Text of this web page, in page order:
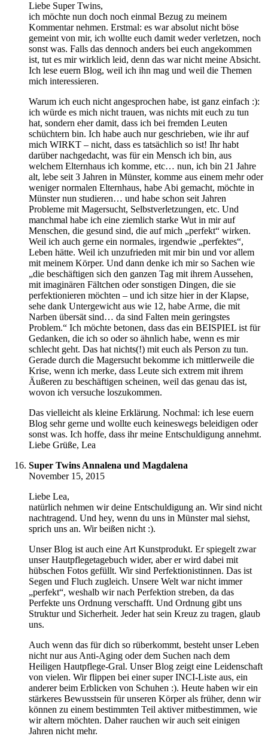
Liebe Super Twins,
ich möchte nun doch noch einmal Bezug zu meinem
Kommentar nehmen. Erstmal: es war absolut nicht böse
gemeint von mir, ich wollte euch damit weder verletzen, noch
sonst was. Falls das dennoch anders bei euch angekommen
ist, tut es mir wirklich leid, denn das war nicht meine Absicht.
Ich lese euern Blog, weil ich ihn mag und weil die Themen
mich interessieren.
Warum ich euch nicht angesprochen habe, ist ganz einfach :):
ich würde es mich nicht trauen, was nichts mit euch zu tun
hat, sondern eher damit, dass ich bei fremden Leuten
schüchtern bin. Ich habe auch nur geschrieben, wie ihr auf
mich WIRKT – nicht, dass es tatsächlich so ist! Ihr habt
darüber nachgedacht, was für ein Mensch ich bin, aus
welchem Elternhaus ich komme, etc… nun, ich bin 21 Jahre
alt, lebe seit 3 Jahren in Münster, komme aus einem mehr oder
weniger normalen Elternhaus, habe Abi gemacht, möchte in
Münster nun studieren… und habe schon seit Jahren
Probleme mit Magersucht, Selbstverletzungen, etc. Und
manchmal habe ich eine ziemlich starke Wut in mir auf
Menschen, die gesund sind, die auf mich „perfekt“ wirken.
Weil ich auch gerne ein normales, irgendwie „perfektes“,
Leben hätte. Weil ich unzufrieden mit mir bin und vor allem
mit meinem Körper. Und dann denke ich mir so Sachen wie
„die beschäftigen sich den ganzen Tag mit ihrem Aussehen,
mit imaginären Fältchen oder sonstigen Dingen, die sie
perfektionieren möchten – und ich sitze hier in der Klapse,
sehe dank Untergewicht aus wie 12, habe Arme, die mit
Narben übersät sind… da sind Falten mein geringstes
Problem.“ Ich möchte betonen, dass das ein BEISPIEL ist für
Gedanken, die ich so oder so ähnlich habe, wenn es mir
schlecht geht. Das hat nichts(!) mit euch als Person zu tun.
Gerade durch die Magersucht bekomme ich mittlerweile die
Krise, wenn ich merke, dass Leute sich extrem mit ihrem
Äußeren zu beschäftigen scheinen, weil das genau das ist,
wovon ich versuche loszukommen.
Das vielleicht als kleine Erklärung. Nochmal: ich lese euern
Blog sehr gerne und wollte euch keineswegs beleidigen oder
sonst was. Ich hoffe, dass ihr meine Entschuldigung annehmt.
Liebe Grüße, Lea
Super Twins Annalena und Magdalena
November 15, 2015
Liebe Lea,
natürlich nehmen wir deine Entschuldigung an. Wir sind nicht
nachtragend. Und hey, wenn du uns in Münster mal siehst,
sprich uns an. Wir beißen nicht :).
Unser Blog ist auch eine Art Kunstprodukt. Er spiegelt zwar
unser Hautpflegetagebuch wider, aber er wird dabei mit
hübschen Fotos gefüllt. Wir sind Perfektionistinnen. Das ist
Segen und Fluch zugleich. Unsere Welt war nicht immer
„perfekt“, weshalb wir nach Perfektion streben, da das
Perfekte uns Ordnung verschafft. Und Ordnung gibt uns
Struktur und Sicherheit. Jeder hat sein Kreuz zu tragen, glaub
uns.
Auch wenn das für dich so rüberkommt, besteht unser Leben
nicht nur aus Anti-Aging oder dem Suchen nach dem
Heiligen Hautpflege-Gral. Unser Blog zeigt eine Leidenschaft
von vielen. Wir flippen bei einer super INCI-Liste aus, ein
anderer beim Erblicken von Schuhen :). Heute haben wir ein
stärkeres Bewusstsein für unseren Körper als früher, denn wir
können zu einem bestimmten Teil aktiver mitbestimmen, wie
wir altern möchten. Daher rauchen wir auch seit einigen
Jahren nicht mehr.